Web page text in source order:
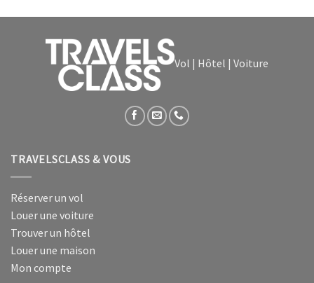
Vol | Hôtel | Voiture
TRAVELSCLASS & VOUS
Réserver un vol
Louer une voiture
Trouver un hôtel
Louer une maison
Mon compte